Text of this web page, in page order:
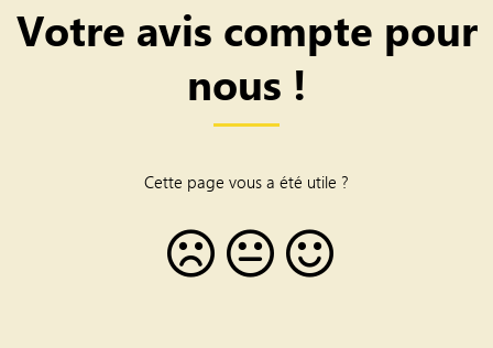
Votre avis compte pour
nous !
Cette page vous a été utile ?